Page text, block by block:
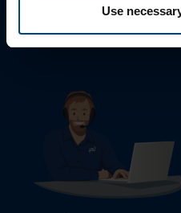
Use
tuki@utuautomation.fi